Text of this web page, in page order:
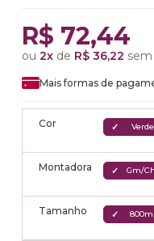
R$ 72,44
ou 2x de R$ 36,22
Mais formas de
Cor Verde
Montadora Gm/
Tamanho 800ml